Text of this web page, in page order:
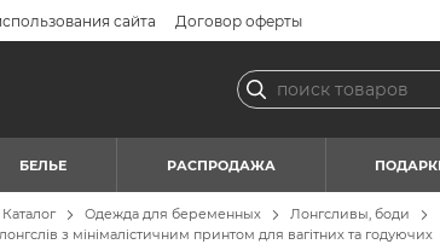
сайта Договор оферты
БЕЛЬЕ РАСПРОДАЖА
Каталог Одежда для беременных
Лонгсливы, боди
з мінімалістичним принтом для вагітних та годуючих